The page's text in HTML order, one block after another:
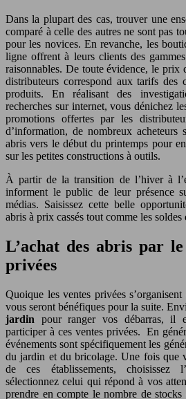
Dans la plupart des cas, trouver une
comparé à celle des autres ne sont pas
pour les novices. En revanche, les
ligne offrent à leurs clients des
raisonnables. De toute évidence, le prix
distributeurs correspond aux tarifs des
produits. En réalisant des
recherches sur internet, vous dénichez
promotions offertes par les
d’information, de nombreux acheteurs
abris vers le début du printemps pour
sur les petites constructions à outils.
À partir de la transition de l’hiver à
informent le public de leur présence
médias. Saisissez cette belle
abris à prix cassés tout comme les soldes
L’achat des abris par
privées
Quoique les ventes privées
vous seront bénéfiques pour la suite.
jardin pour ranger vos débarras, il
participer à ces ventes privées. En
événements sont spécifiquement les
du jardin et du bricolage. Une fois que
de ces établissements, choisissez
sélectionnez celui qui répond à vos
prendre en compte le nombre de